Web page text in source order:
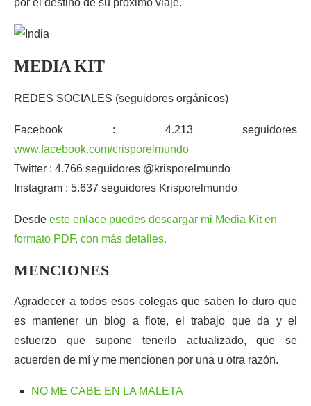
por el destino de su próximo viaje.
MEDIA KIT
REDES SOCIALES (seguidores orgánicos)
Facebook : 4.213 seguidores
www.facebook.com/crisporelmundo
Twitter : 4.766 seguidores @krisporelmundo
Instagram : 5.637 seguidores Krisporelmundo
Desde este enlace puedes descargar mi Media Kit en
formato PDF, con más detalles.
MENCIONES
Agradecer a todos esos colegas que saben lo duro que
es mantener un blog a flote, el trabajo que da y el
esfuerzo que supone tenerlo actualizado, que se
acuerden de mí y me mencionen por una u otra razón.
NO ME CABE EN LA MALETA